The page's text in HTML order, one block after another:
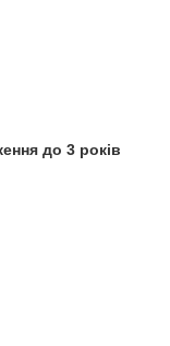
до 3 років